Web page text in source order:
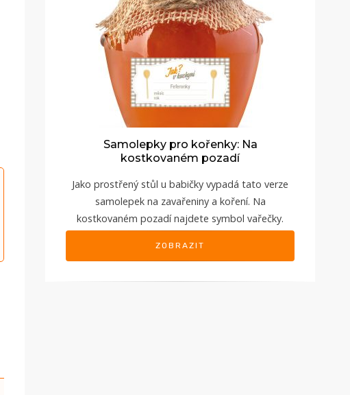
Samolepky pro kořenky: Na
kostkovaném pozadí
Jako prostřený stůl u babičky vypadá tato verze
samolepek na zavařeniny a koření. Na
kostkovaném pozadí najdete symbol vařečky.
ZOBRAZIT